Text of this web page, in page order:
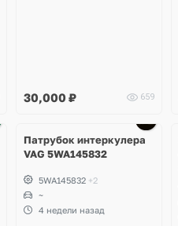
30,000 ₽ 659
Патрубок интеркулера
VAG 5WA145832
5WA145832 +2
~
4 недели назад